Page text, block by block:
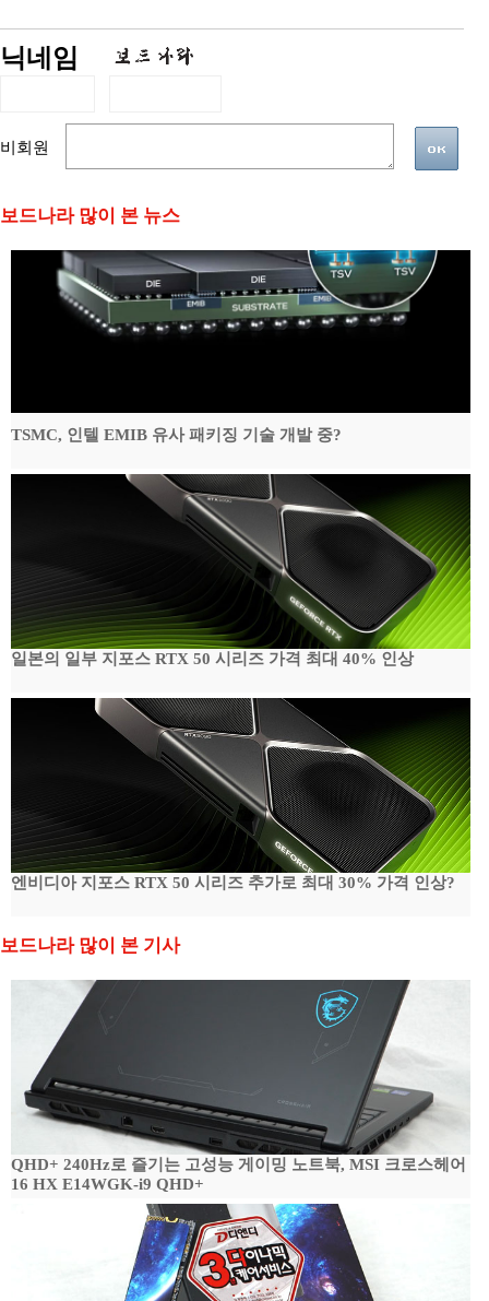
닉네임
비회원
보드나라 많이 본 뉴스
TSMC, 인텔 EMIB 유사 패키징 기술 개발 중?
일본의 일부 지포스 RTX 50 시리즈 가격 최대 40% 인상
엔비디아 지포스 RTX 50 시리즈 추가로 최대 30% 가격 인상?
보드나라 많이 본 기사
QHD+ 240Hz로 즐기는 고성능 게이밍 노트북, MSI 크로스헤어
16 HX E14WGK-i9 QHD+